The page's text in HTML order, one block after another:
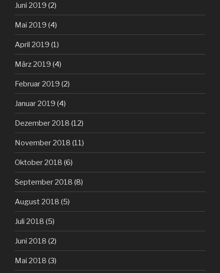
Juni 2019 (2)
Mai 2019 (4)
April 2019 (1)
März 2019 (4)
Februar 2019 (2)
Januar 2019 (4)
Dezember 2018 (12)
November 2018 (11)
Oktober 2018 (6)
September 2018 (8)
August 2018 (5)
Juli 2018 (5)
Juni 2018 (2)
Mai 2018 (3)